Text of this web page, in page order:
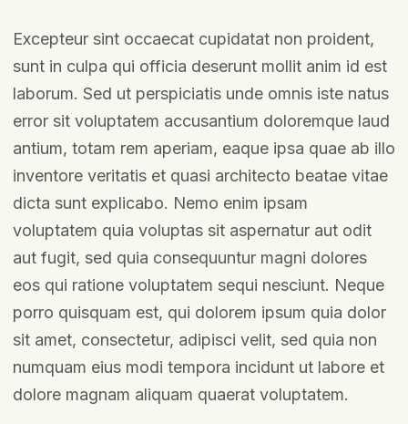
Excepteur sint occaecat cupidatat non proident,
sunt in culpa qui officia deserunt mollit anim id est
laborum. Sed ut perspiciatis unde omnis iste natus
error sit voluptatem accusantium doloremque laud
antium, totam rem aperiam, eaque ipsa quae ab illo
inventore veritatis et quasi architecto beatae vitae
dicta sunt explicabo. Nemo enim ipsam
voluptatem quia voluptas sit aspernatur aut odit
aut fugit, sed quia consequuntur magni dolores
eos qui ratione voluptatem sequi nesciunt. Neque
porro quisquam est, qui dolorem ipsum quia dolor
sit amet, consectetur, adipisci velit, sed quia non
numquam eius modi tempora incidunt ut labore et
dolore magnam aliquam quaerat voluptatem.